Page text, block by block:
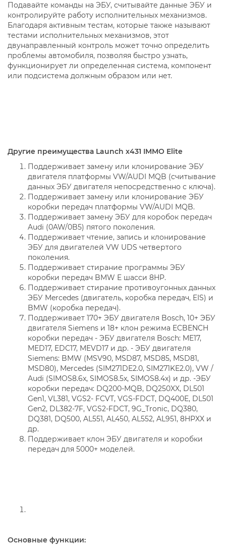
Подавайте команды на ЭБУ, считывайте данные ЭБУ и
контролируйте работу исполнительных механизмов.
Благодаря активным тестам, которые также называют
тестами исполнительных механизмов, этот
двунаправленный контроль может точно определить
проблемы автомобиля, позволяя быстро узнать,
функционирует ли определенная система, компонент
или подсистема должным образом или нет.
Другие преимущества Launch x431 IMMO Elite
Поддерживает замену или клонирование ЭБУ
двигателя платформы VW/AUDI MQB (считывание
данных ЭБУ двигателя непосредственно с ключа).
Поддерживает замену или клонирование ЭБУ
коробки передач платформы VW/AUDI MQB.
Поддерживает замену ЭБУ для коробок передач
Audi (0AW/0B5) пятого поколения.
Поддерживает чтение, запись и клонирование
ЭБУ для двигателей VW UDS четвертого
поколения.
Поддерживает стирание программы ЭБУ
коробки передач BMW E шасси 8HP.
Поддерживает стирание противоугонных данных
ЭБУ Mercedes (двигатель, коробка передач, EIS) и
BMW (коробка передач).
Поддерживает 170+ ЭБУ двигателя Bosch, 10+ ЭБУ
двигателя Siemens и 18+ клон режима ECBENCH
коробки передач - ЭБУ двигателя Bosch: ME17,
MED17, EDC17, MEVD17 и др. - ЭБУ двигателя
Siemens: BMW (MSV90, MSD87, MSD85, MSD81,
MSD80), Mercedes (SIM271DE2.0, SIM271KE2.0), VW /
Audi (SIMOS8.6x, SIMOS8.5x, SIMOS8.4x) и др. -ЭБУ
коробки передач: DQ200-MQB, DQ250XX, DL501
Gen1, VL381, VGS2- FCVT, VGS-FDCT, DQ400E, DL501
Gen2, DL382-7F, VGS2-FDCT, 9G_Tronic, DQ380,
DQ381, DQ500, AL551, AL450, AL552, AL951, 8HPXX и
др.
Поддерживает клон ЭБУ двигателя и коробки
передач для 5000+ моделей.
Основные функции: